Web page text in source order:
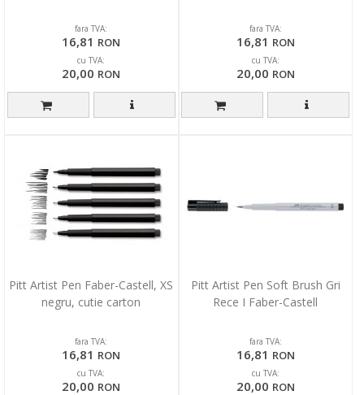
fara TVA:
16,81 RON
cu TVA:
20,00 RON
fara TVA:
16,81 RON
cu TVA:
20,00 RON
Pitt Artist Pen Faber-Castell, XS
negru, cutie carton
fara TVA:
16,81 RON
cu TVA:
20,00 RON
Pitt Artist Pen Soft Brush Gri
Rece I Faber-Castell
fara TVA:
16,81 RON
cu TVA:
20,00 RON